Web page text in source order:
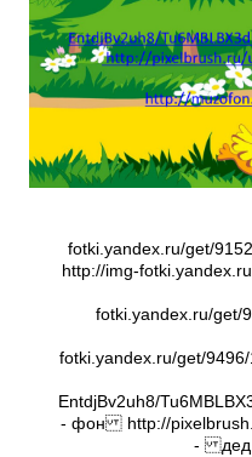
fotki.yandex.ru/get/
http://img-
fotki.yandex.ru/get/
fotki.yandex.ru/get/
EntdjBv2uh8/
- фон http://
- дед